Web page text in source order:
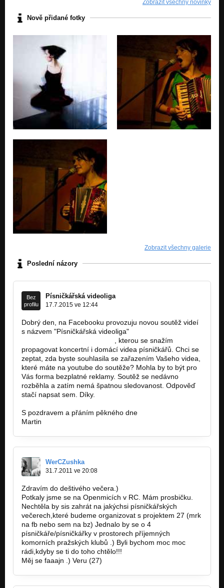
Zobrazit všechny novinky
Nově přidané fotky
Zobrazit všechny galerie
Poslední názory
Bez
profilu
Písničkářská videoliga
17.7.2015 ve 12:44
Dobrý den, na Facebooku provozuju novou soutěž videí
s názvem "Písničkářská videoliga"
, kterou se snažím
propagovat koncertní i domácí videa písničkářů. Chci se
zeptat, zda byste souhlasila se zařazením Vašeho videa,
které máte na youtube do soutěže? Mohla by to být pro
Vás forma bezplatné reklamy. Soutěž se nedávno
rozběhla a zatím nemá špatnou sledovanost. Odpověď
stačí napsat sem. Díky.
S pozdravem a přáním pěkného dne
Martin
WerCZushka
31.7.2011 ve 20:08
Zdravím do deštivého večera.)
Potkaly jsme se na Openmicích v RC. Mám prosbičku.
Nechtěla by sis zahrát na jakýchsi písničkářských
večerech,které budeme organizovat s projektem 27 (mrk
na fb nebo sem na bz) Jednalo by se o 4
písničkáře/písničkářky v prostorech příjemných
komorních pražských klubů .) Byli bychom moc moc
rádi,kdyby se ti do toho chtělo!!!
Měj se faaajn .) Veru (27)